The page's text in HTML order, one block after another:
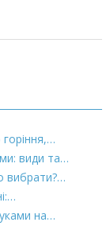
горіння,…
види та…
вибрати?…
на…